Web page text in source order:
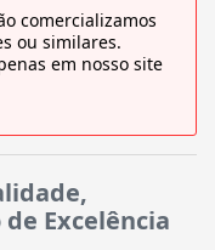
comercializamos
ou similares.
em nosso site
Excelência